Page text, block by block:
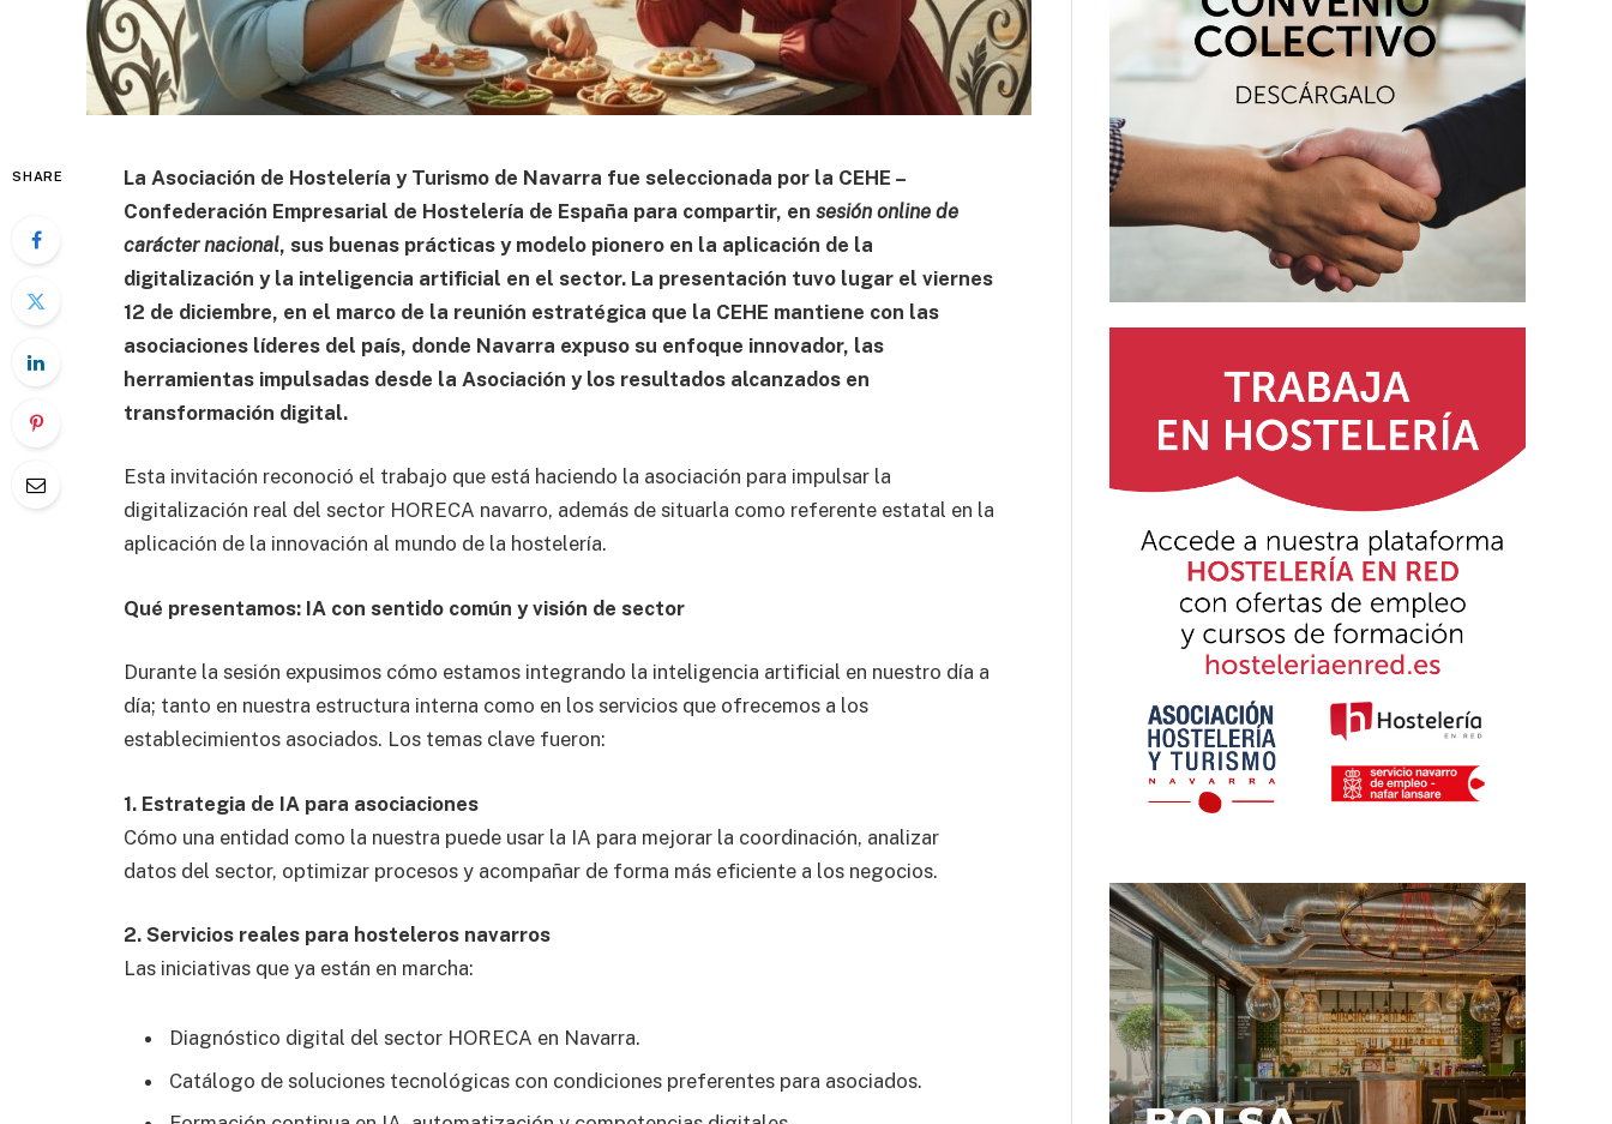
SHARE
La Asociación de Hostelería y Turismo de Navarra fue seleccionada por la CEHE –
Confederación Empresarial de Hostelería de España para compartir, en sesión online de
carácter nacional, sus buenas prácticas y modelo pionero en la aplicación de la
digitalización y la inteligencia artificial en el sector. La presentación tuvo lugar el viernes
12 de diciembre, en el marco de la reunión estratégica que la CEHE mantiene con las
asociaciones líderes del país, donde Navarra expuso su enfoque innovador, las
herramientas impulsadas desde la Asociación y los resultados alcanzados en
transformación digital.
Esta invitación reconoció el trabajo que está haciendo la asociación para impulsar la
digitalización real del sector HORECA navarro, además de situarla como referente estatal en la
aplicación de la innovación al mundo de la hostelería.
Qué presentamos: IA con sentido común y visión de sector
Durante la sesión expusimos cómo estamos integrando la inteligencia artificial en nuestro día a
día; tanto en nuestra estructura interna como en los servicios que ofrecemos a los
establecimientos asociados. Los temas clave fueron:
1. Estrategia de IA para asociaciones
Cómo una entidad como la nuestra puede usar la IA para mejorar la coordinación, analizar
datos del sector, optimizar procesos y acompañar de forma más eficiente a los negocios.
2. Servicios reales para hosteleros navarros
Las iniciativas que ya están en marcha:
Diagnóstico digital del sector HORECA en Navarra.
Catálogo de soluciones tecnológicas con condiciones preferentes para asociados.